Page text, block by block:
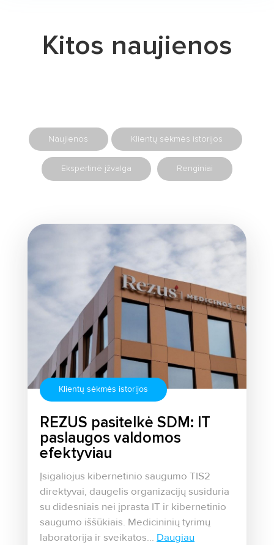
Kitos naujienos
Naujienos Klientų sėkmės istorijos
Ekspertinė įžvalga Renginiai
Klientų sėkmės istorijos
REZUS pasitelkė SDM: IT
paslaugos valdomos
efektyviau
Įsigaliojus kibernetinio saugumo TIS2
direktyvai, daugelis organizacijų susiduria
su didesniais nei įprasta IT ir kibernetinio
saugumo iššūkiais. Medicininių tyrimų
laboratorija ir sveikatos... Daugiau